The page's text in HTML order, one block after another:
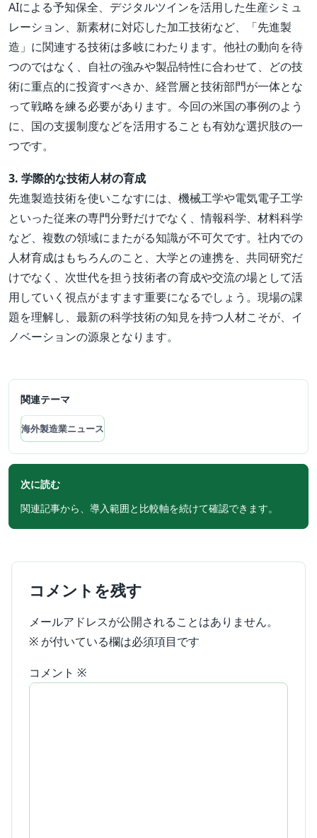
AIによる予知保全、デジタルツインを活用した生産シミュ
レーション、新素材に対応した加工技術など、「先進製
造」に関連する技術は多岐にわたります。他社の動向を待
つのではなく、自社の強みや製品特性に合わせて、どの技
術に重点的に投資すべきか、経営層と技術部門が一体とな
って戦略を練る必要があります。今回の米国の事例のよう
に、国の支援制度などを活用することも有効な選択肢の一
つです。
3. 学際的な技術人材の育成
先進製造技術を使いこなすには、機械工学や電気電子工学
といった従来の専門分野だけでなく、情報科学、材料科学
など、複数の領域にまたがる知識が不可欠です。社内での
人材育成はもちろんのこと、大学との連携を、共同研究だ
けでなく、次世代を担う技術者の育成や交流の場として活
用していく視点がますます重要になるでしょう。現場の課
題を理解し、最新の科学技術の知見を持つ人材こそが、イ
ノベーションの源泉となります。
関連テーマ
海外製造業ニュース
次に読む
関連記事から、導入範囲と比較軸を続けて確認できます。
コメントを残す
メールアドレスが公開されることはありません。
※ が付いている欄は必須項目です
コメント ※